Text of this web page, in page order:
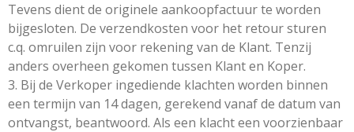
Tevens dient de originele aankoopfactuur te worden
bijgesloten. De verzendkosten voor het retour sturen
c.q. omruilen zijn voor rekening van de Klant. Tenzij
anders overheen gekomen tussen Klant en Koper.
3. Bij de Verkoper ingediende klachten worden binnen
een termijn van 14 dagen, gerekend vanaf de datum van
ontvangst, beantwoord. Als een klacht een voorzienbaar